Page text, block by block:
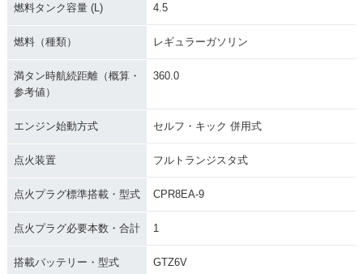
燃料タンク容量 (L) 4.5
燃料（種類） レギュラーガソリン
満タン時航続距離（概算・
参考値）
360.0
エンジン始動方式 セルフ・キック 併用式
点火装置 フルトランジスタ式
点火プラグ標準搭載・型式 CPR8EA-9
点火プラグ必要本数・合計 1
搭載バッテリー・型式 GTZ6V